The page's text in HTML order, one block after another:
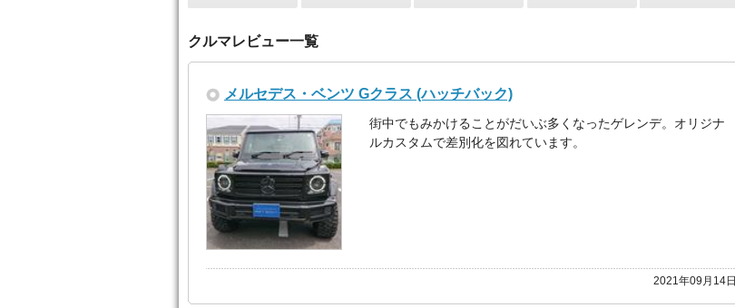
クルマレビュー一覧
メルセデス・ベンツ Gクラス (ハッチバック)
街中でもみかけることがだいぶ多くなったゲレンデ。オリジナ
ルカスタムで差別化を図れています。
2021年09月14日